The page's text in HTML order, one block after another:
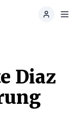
Diaz